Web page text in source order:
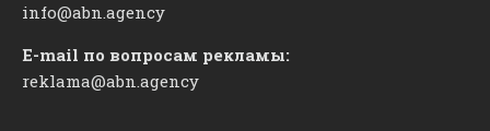
info@abn.agency
E-mail по вопросам рекламы:
reklama@abn.agency